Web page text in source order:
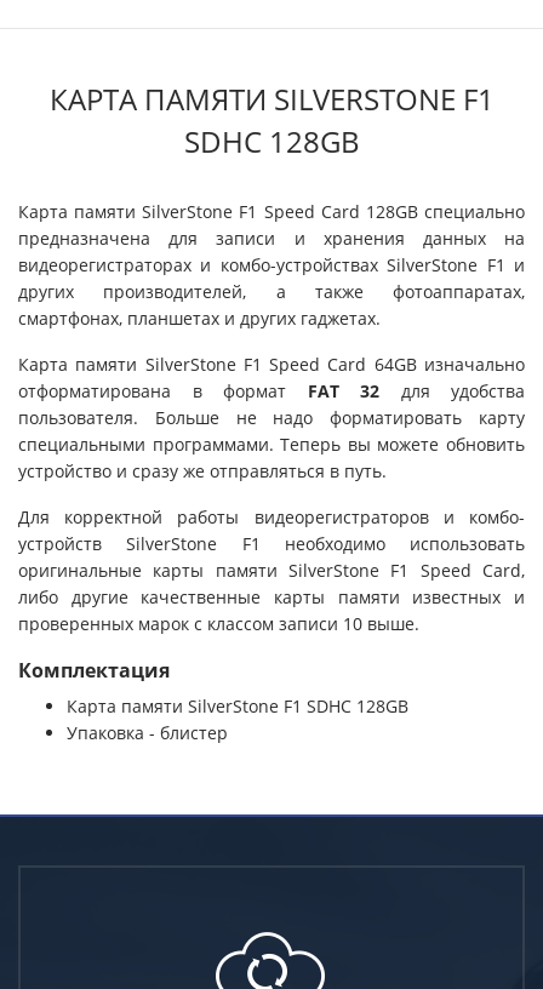
Видео
Вопрос - ответ
Отзывы
Поддержка
КАРТА ПАМЯТИ SILVERSTONE F1
SDHC 128GB
Карта памяти SilverStone F1 Speed Card 128GB специально
предназначена для записи и хранения данных на
видеорегистраторах и комбо-устройствах SilverStone F1 и
других производителей, а также фотоаппаратах,
смартфонах, планшетах и других гаджетах.
Карта памяти SilverStone F1 Speed Card 64GB изначально
отформатирована в формат FAT 32 для удобства
пользователя. Больше не надо форматировать карту
специальными программами. Теперь вы можете обновить
устройство и сразу же отправляться в путь.
Для корректной работы видеорегистраторов и комбо-
устройств SilverStone F1 необходимо использовать
оригинальные карты памяти SilverStone F1 Speed Card,
либо другие качественные карты памяти известных и
проверенных марок с классом записи 10 выше.
Комплектация
Карта памяти SilverStone F1 SDHC 128GB
Упаковка - блистер